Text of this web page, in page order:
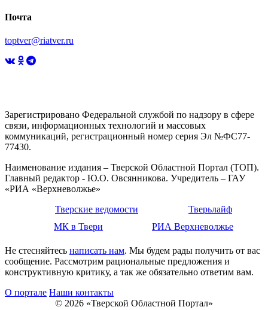
Почта
toptver@riatver.ru
Зарегистрировано Федеральной службой по надзору в сфере
связи, информационных технологий и массовых
коммуникаций, регистрационный номер серия Эл №ФС77-
77430.
Наименование издания – Тверской Областной Портал (ТОП).
Главный редактор - Ю.О. Овсянникова. Учредитель – ГАУ
«РИА «Верхневолжье»
Тверские ведомости
Тверьлайф
МК в Твери
РИА Верхневолжье
Не стесняйтесь написать нам. Мы будем рады получить от вас
сообщение. Рассмотрим рациональные предложения и
конструктивную критику, а так же обязательно ответим вам.
О портале Наши контакты
© 2026 «Тверской Областной Портал»